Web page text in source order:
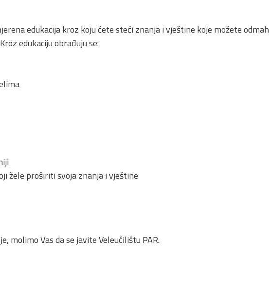
edukacija kroz koju ćete steći znanja i vještine koje možete odmah
edukaciju obrađuju se:
žele proširiti svoja znanja i vještine
molimo Vas da se javite Veleučilištu PAR.